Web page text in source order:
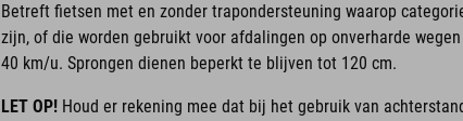
Betreft fietsen met en zonder trapondersteuning waarop
zijn, of die worden gebruikt voor afdalingen op onverharde
40 km/u. Sprongen dienen beperkt te blijven tot 120 cm.
LET OP! Houd er rekening mee dat bij het gebruik van